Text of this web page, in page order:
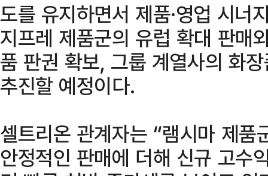
도를 유지하면서 제품·영업 시너
지프레 제품군의 유럽 확대 판매
품 판권 확보, 그룹 계열사의 화
추진할 예정이다.
셀트리온 관계자는 “램시마 제
안정적인 판매에 더해 신규 고수